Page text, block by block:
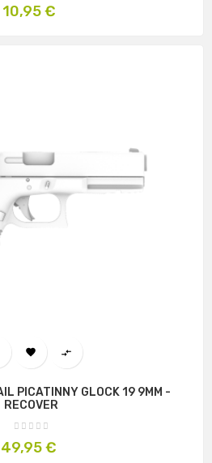
Prix
10,95 €
 
PICATINNY GLOCK 19 9MM -
RECOVER
Prix
49,95 €